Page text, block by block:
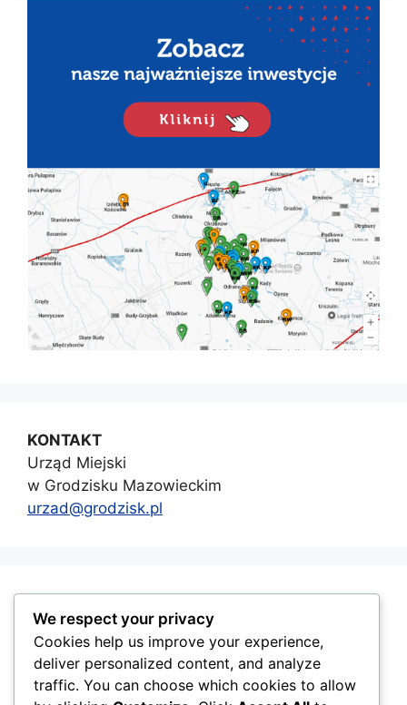
KONTAKT
Urząd Miejski
w Grodzisku Mazowieckim
urzad@grodzisk.pl
We respect your privacy
Cookies help us improve your experience,
deliver personalized content, and analyze
traffic. You can choose which cookies to allow